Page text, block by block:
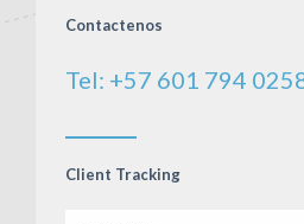
Contactenos
Tel: +57 601 794
Client Tracking